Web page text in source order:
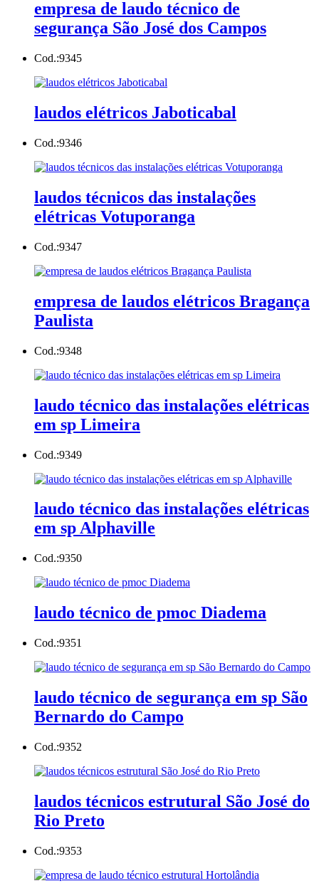
empresa de laudo técnico de
segurança São José dos Campos
Cod.:9345
laudos elétricos Jaboticabal
Cod.:9346
laudos técnicos das instalações
elétricas Votuporanga
Cod.:9347
empresa de laudos elétricos Bragança
Paulista
Cod.:9348
laudo técnico das instalações elétricas
em sp Limeira
Cod.:9349
laudo técnico das instalações elétricas
em sp Alphaville
Cod.:9350
laudo técnico de pmoc Diadema
Cod.:9351
laudo técnico de segurança em sp São
Bernardo do Campo
Cod.:9352
laudos técnicos estrutural São José do
Rio Preto
Cod.:9353